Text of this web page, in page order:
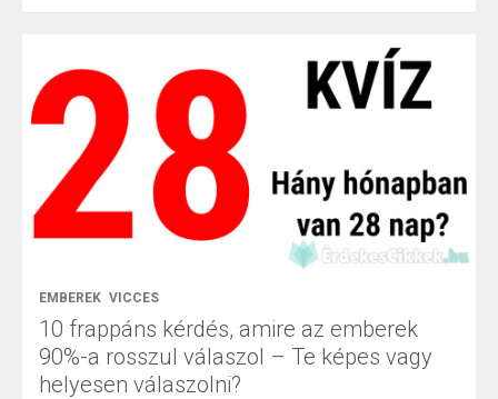
EMBEREK VICCES
10 frappáns kérdés, amire az emberek
90%-a rosszul válaszol – Te képes vagy
helyesen válaszolni?